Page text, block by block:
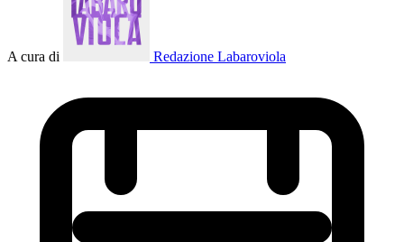
A cura di Redazione Labaroviola